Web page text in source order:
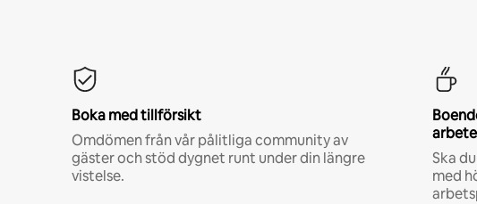
Boka med tillförsikt
Omdömen från vår pålitliga community av
gäster och stöd dygnet runt under din längre
vistelse.
arbete
Ska
med